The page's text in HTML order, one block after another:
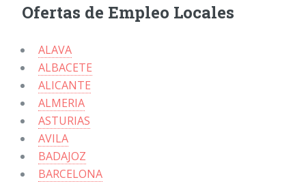
Ofertas de Empleo Locales
ALAVA
ALBACETE
ALICANTE
ALMERIA
ASTURIAS
AVILA
BADAJOZ
BARCELONA